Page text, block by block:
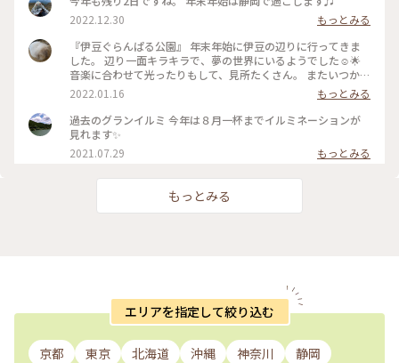
2022.12.30
もっとみる
『伊豆ぐらんぱる公園』 年末年始に伊豆の辺りに行ってきま
した。 辺り一面キラキラで、夢の世界にいるようでした☺︎🌟
音楽に合わせて光ったりもして、見所たくさん。 またいつか、
絶対に行きたいです！！ #イルミネーション #伊豆ぐらんぱる
公園 #グランイルミ #静岡
2022.01.16
もっとみる
過去のグランイルミ 今年は８月一杯までイルミネーションが
見れます✨
2021.07.29
もっとみる
もっとみる
エリアを指定して絞り込む
京都 東京 北海道 沖縄 神奈川
静岡